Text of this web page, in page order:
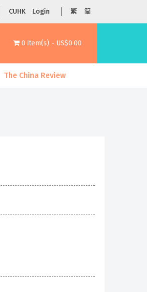
CUHK Login 繁 简
0 item(s) - US$0.00
The China Review